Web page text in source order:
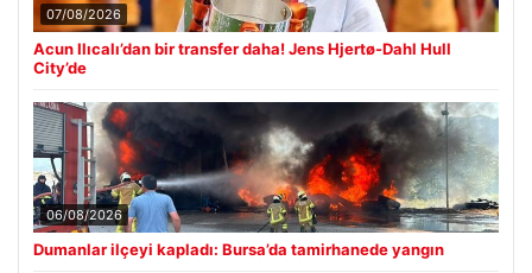
07/08/2026
Acun Ilıcalı’dan bir transfer daha! Jens Hjertø-Dahl Hull
City’de
06/08/2026
Dumanlar ilçeyi kapladı: Bursa’da tamirhanede yangın